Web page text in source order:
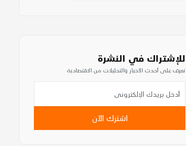
للإشتراك في النشرة
تعرف على أحدث الأخبار والتحليلات من الاقتصادية
اشترك الآن